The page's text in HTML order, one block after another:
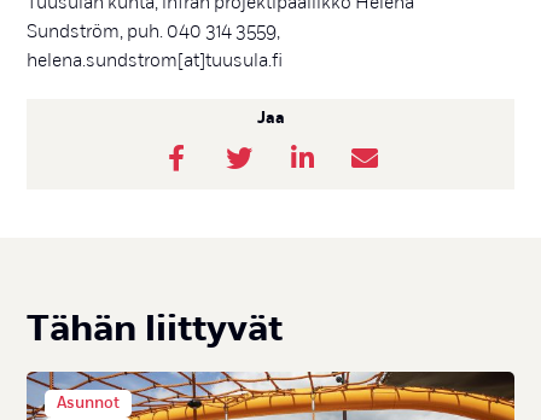
Sundström, puh. 040 314 3559,
helena.sundstrom[at]tuusula.fi
Jaa
Tä­hän liit­ty­vät
Asunnot